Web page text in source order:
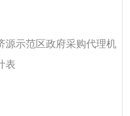
源示范区政府采购代理机
表